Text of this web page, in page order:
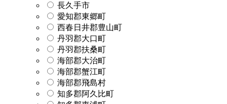
長久手市
愛知郡東郷町
西春日井郡豊山町
丹羽郡大口町
丹羽郡扶桑町
海部郡大治町
海部郡蟹江町
海部郡飛島村
知多郡阿久比町